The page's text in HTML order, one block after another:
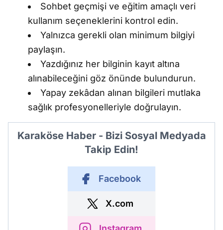
Sohbet geçmişi ve eğitim amaçlı veri
kullanım seçeneklerini kontrol edin.
Yalnızca gerekli olan minimum bilgiyi
paylaşın.
Yazdığınız her bilginin kayıt altına
alınabileceğini göz önünde bulundurun.
Yapay zekâdan alınan bilgileri mutlaka
sağlık profesyonelleriyle doğrulayın.
Karaköse Haber - Bizi Sosyal Medyada
Takip Edin!
Facebook
X.com